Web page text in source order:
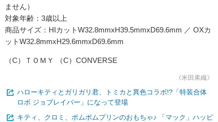
ません）
対象年齢：3歳以上
商品サイズ：HIカットW32.8mmxH39.5mmxD69.6mm ／ OXカ
ットW32.8mmxH29.6mmxD69.6mm
（C）ＴＯＭＹ （C）CONVERSE
《米田果織》
ハローキティとガリガリ君、トミカと異色コラボ!?「特装合体
ロボ ジョブレイバー」になって登場
キティ、クロミ、ポムポムプリンのおもちゃ♪ 「マック」ハッピ